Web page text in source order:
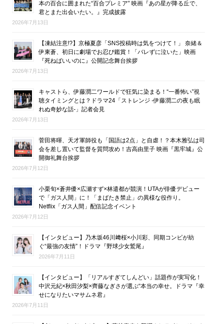
本の百合に囲まれた“百合プレミア” 映画『あの星が降る丘で、
君とまた出会いたい。』完成披露
2026年7月13日
【凍結注意!?】京極夏彦「SNS投稿時は気をつけて！」 奈緒＆
伊東蒼、初日に劇場でお忍び鑑賞！「バレずに泣いた」映画
『死ねばいいのに』公開記念舞台挨拶
2026年7月13日
キャストら、伊藤潤二ワールドで狂気に染まる！“一番怖い”視
聴タイミングとは？ドラマ24「ストレンジ -伊藤潤二の夜も眠
れぬ奇妙な話-」記者会見
2026年7月13日
菅田将暉、天才軍師役も「国語は2点」と自虐！？本木雅弘は司
会を差し置いて監督を質問攻め！吉高由里子 映画『黒牢城』公
開御礼舞台挨拶
2026年7月12日
小栗旬×蒼井優×広瀬すず×林遣都が競演！UTAが俳優デビュー
で「ガス人間」に！「まばたき禁止」の異様な役作り。
Netflix「ガス人間」配信記念イベント
2026年7月12日
【インタビュー】乃木坂46川﨑桜×小川彩、同期コンビが紡
ぐ“最強の友情”！ドラマ『野球少女鷲尾』
2026年7月11日
【インタビュー】「リアルすぎてしんどい」話題作が実写化！
中沢元紀×秋田汐梨×齊藤なぎさが選ぶ“本当の幸せ。ドラマ『幸
せになりたいマサムネ君』
2026年7月11日